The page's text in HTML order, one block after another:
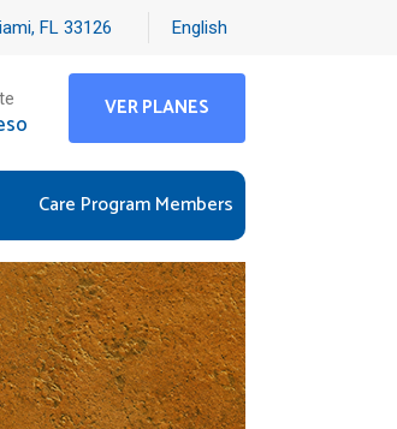
FL 33126 English
VER PLANES
Care Program Members